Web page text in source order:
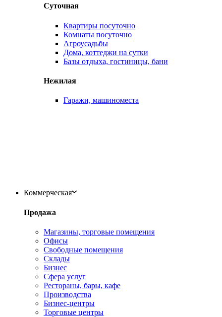
Суточная
Квартиры посуточно
Комнаты посуточно
Агроусадьбы
Дома, коттеджи на сутки
Базы отдыха, гостиницы, бани
Нежилая
Гаражи, машиноместа
Коммерческая
Продажа
Магазины, торговые помещения
Офисы
Свободные помещения
Склады
Бизнес
Сфера услуг
Рестораны, бары, кафе
Производства
Бизнес-центры
Торговые центры